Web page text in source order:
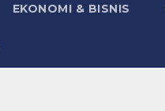
EKONOMI & BISNIS